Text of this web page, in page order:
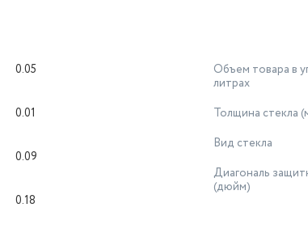
0.05
0.01
0.09
0.18
Объем товара в
литрах
Толщина стекла
Вид стекла
Диагональ
(дюйм)